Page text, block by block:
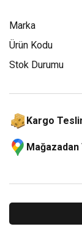
Marka
Ürün Kodu
Stok Durumu
Kargo